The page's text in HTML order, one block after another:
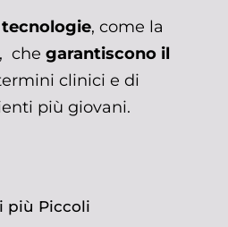
, come la
che garantiscono il
clinici e di
più giovani.
più Piccoli